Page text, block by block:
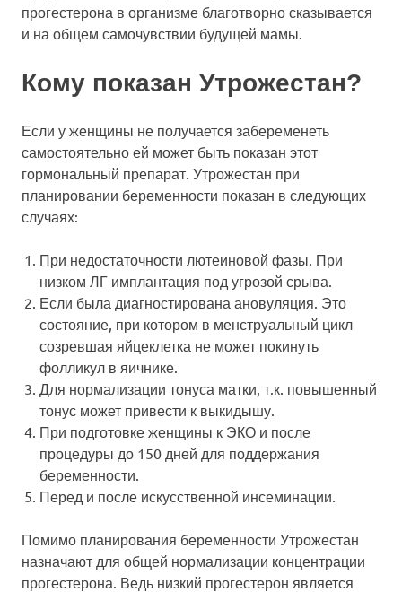
прогестерона в организме благотворно сказывается
и на общем самочувствии будущей мамы.
Кому показан Утрожестан?
Если у женщины не получается забеременеть
самостоятельно ей может быть показан этот
гормональный препарат. Утрожестан при
планировании беременности показан в следующих
случаях:
При недостаточности лютеиновой фазы. При
низком ЛГ имплантация под угрозой срыва.
Если была диагностирована ановуляция. Это
состояние, при котором в менструальный цикл
созревшая яйцеклетка не может покинуть
фолликул в яичнике.
Для нормализации тонуса матки, т.к. повышенный
тонус может привести к выкидышу.
При подготовке женщины к ЭКО и после
процедуры до 150 дней для поддержания
беременности.
Перед и после искусственной инсеминации.
Помимо планирования беременности Утрожестан
назначают для общей нормализации концентрации
прогестерона. Ведь низкий прогестерон является